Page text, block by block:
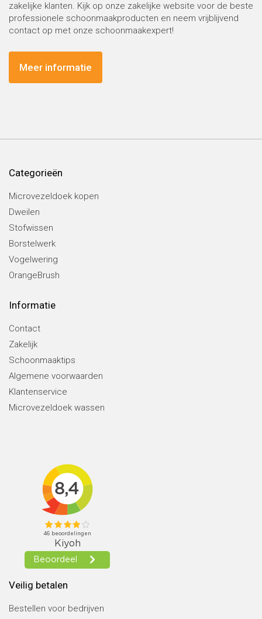
zakelijke klanten. Kijk op onze zakelijke website voor de beste
professionele schoonmaakproducten en neem vrijblijvend
contact op met onze schoonmaakexpert!
Meer informatie
Categorieën
Microvezeldoek kopen
Dweilen
Stofwissen
Borstelwerk
Vogelwering
OrangeBrush
Informatie
Contact
Zakelijk
Schoonmaaktips
Algemene voorwaarden
Klantenservice
Microvezeldoek wassen
Veilig betalen
Bestellen voor bedrijven